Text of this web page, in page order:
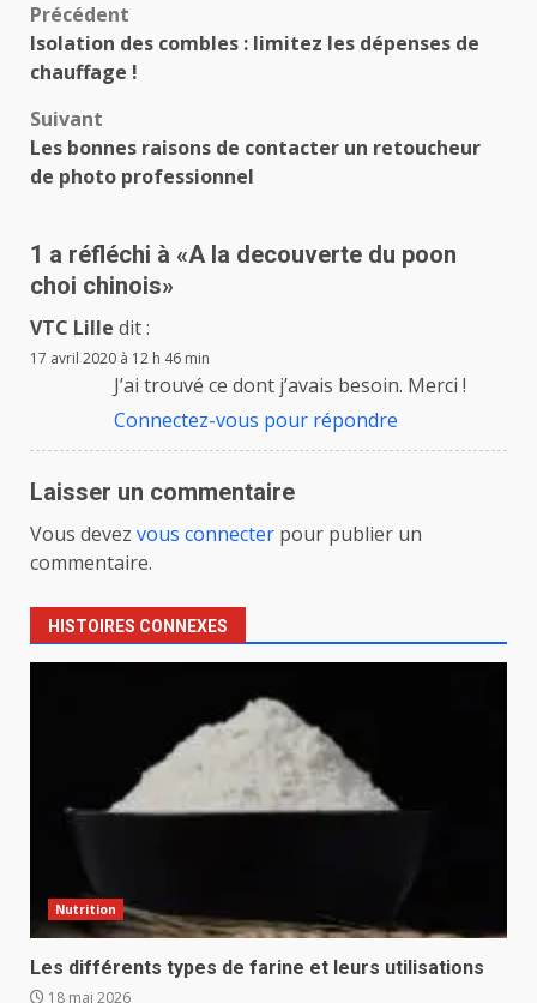
Navigation
d’article
Précédent
Isolation des combles : limitez les dépenses de
chauffage !
Suivant
Les bonnes raisons de contacter un retoucheur
de photo professionnel
1 a réfléchi à «A la decouverte du poon
choi chinois»
VTC Lille dit :
17 avril 2020 à 12 h 46 min
J’ai trouvé ce dont j’avais besoin. Merci !
Connectez-vous pour répondre
Laisser un commentaire
Vous devez vous connecter pour publier un
commentaire.
HISTOIRES CONNEXES
Nutrition
Les différents types de farine et leurs utilisations
18 mai 2026